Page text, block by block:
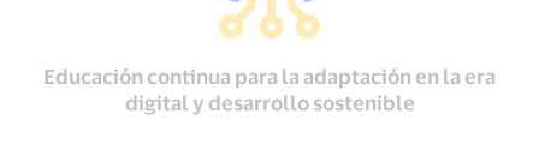
Educación continua para la adaptación en la era
digital y desarrollo sostenible